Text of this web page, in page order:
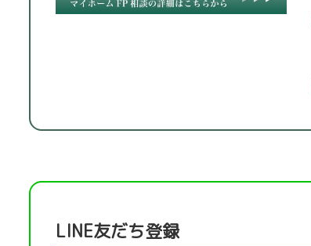
LINE友だち登録